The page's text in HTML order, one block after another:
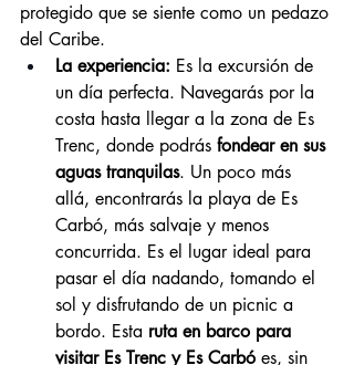
protegido que se siente como un pedazo
del Caribe.
La experiencia: Es la excursión de
un día perfecta. Navegarás por la
costa hasta llegar a la zona de Es
Trenc, donde podrás fondear en sus
aguas tranquilas. Un poco más
allá, encontrarás la playa de Es
Carbó, más salvaje y menos
concurrida. Es el lugar ideal para
pasar el día nadando, tomando el
sol y disfrutando de un picnic a
bordo. Esta ruta en barco para
visitar Es Trenc y Es Carbó es, sin